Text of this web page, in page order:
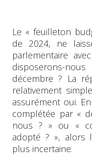
Le « feuilleton
de 2024, ne
parlementaire
disposerons-
décembre ? La
relativement
assurément oui.
complétée par «
nous ? » ou «
adopté ? », alors
plus incertaine.